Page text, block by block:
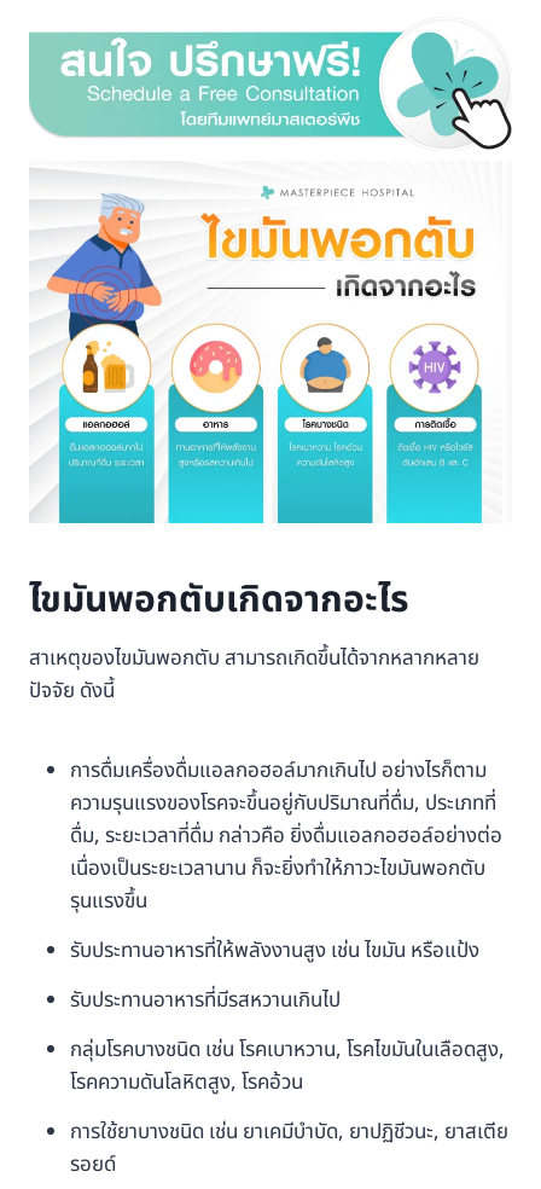
ไขมันพอกตับเกิดจากอะไร
สาเหตุของไขมันพอกตับ สามารถเกิดขึ้นได้จากหลากหลาย
ปัจจัย ดังนี้
การดื่มเครื่องดื่มแอลกอฮอล์มากเกินไป อย่างไรก็ตาม
ความรุนแรงของโรคจะขึ้นอยู่กับปริมาณที่ดื่ม, ประเภทที่
ดื่ม, ระยะเวลาที่ดื่ม กล่าวคือ ยิ่งดื่มแอลกอฮอล์อย่างต่อ
เนื่องเป็นระยะเวลานาน ก็จะยิ่งทำให้ภาวะไขมันพอกตับ
รุนแรงขึ้น
รับประทานอาหารที่ให้พลังงานสูง เช่น ไขมัน หรือแป้ง
รับประทานอาหารที่มีรสหวานเกินไป
กลุ่มโรคบางชนิด เช่น โรคเบาหวาน, โรคไขมันในเลือดสูง,
โรคความดันโลหิตสูง, โรคอ้วน
การใช้ยาบางชนิด เช่น ยาเคมีบำบัด, ยาปฏิชีวนะ, ยาสเตีย
รอยด์